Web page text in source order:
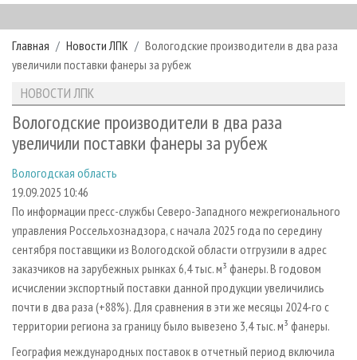
ГЛАВНАЯ
РУБРИКИ И ТЕМЫ
РУБРИКИ ЖУРНАЛА
ЛЕСОЗАГОТОВКА
ЛЕСОПИЛЕНИЕ
СУШКА ДРЕВЕСИНЫ
ПРОИЗВОДСТВО ДРЕВЕСНЫХ ПЛИТ
ДЕРЕВЯННОЕ ДОМОСТРОЕНИЕ
ПРОИЗВОДСТВО МЕБЕЛИ
БИОЭНЕРГЕТИКА
ЦБП
ИНСТРУМЕНТ И МАТЕРИАЛЫ
НОВОСТИ
НОВОСТИ ЛПК
НОВОСТИ ЖУРНАЛА
ПРОЕКТЫ ЛПИ
АНАЛИТИКА
ПРЕДПРИЯТИЯ ЛПК
ПЕРСОНЫ
МОБИЛЬНЫЕ ВЫСТАВКИ
ОФИЦИАЛЬНЫЕ ДЕЛЕГАЦИИ
ПРИОРИТЕТНЫЕ ИНВЕСТПРОЕКТЫ
RUSSIAN FORESTRY REVIEW
ГАЗЕТА ЛЕСПРОМФОРУМ
БИБЛИОТЕКА СПЕЦИАЛИСТА
АРХИВ ЖУРНАЛОВ
О ЖУРНАЛЕ
ПОДПИСКА
КОНТАКТЫ
РЕКЛАМОДАТЕЛЯМ
РЕКЛАМА
РЕКЛАМА НА САЙТЕ
Главная Новости ЛПК
Вологодские производители в два раза
увеличили поставки фанеры за рубеж
НОВОСТИ ЛПК
Вологодские производители в два раза
увеличили поставки фанеры за рубеж
Вологодская область
19.09.2025 10:46
По информации пресс-службы Северо-Западного межрегионального
управления Россельхознадзора, с начала 2025 года по середину
сентября поставщики из Вологодской области отгрузили в адрес
заказчиков на зарубежных рынках 6,4 тыс. м³ фанеры. В годовом
исчислении экспортный поставки данной продукции увеличились
почти в два раза (+88%). Для сравнения в эти же месяцы 2024-го с
территории региона за границу было вывезено 3,4 тыс. м³ фанеры.
География международных поставок в отчетный период включила